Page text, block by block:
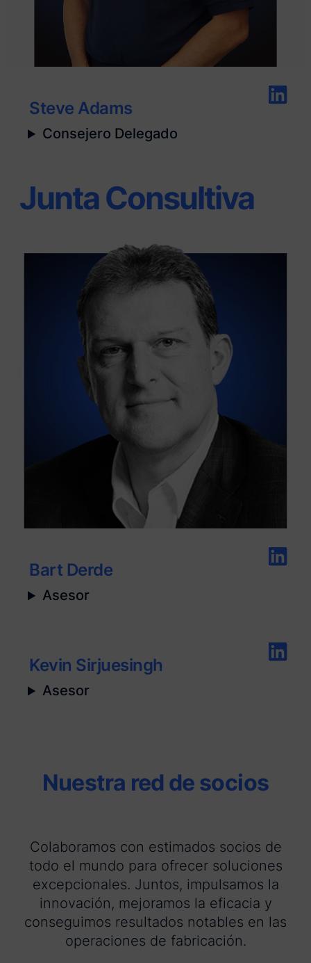
Steve Adams
Consejero Delegado
Junta Consultiva
Bart Derde
Asesor
Kevin Sirjuesingh
Asesor
Nuestra red de socios
Colaboramos con estimados socios de
todo el mundo para ofrecer soluciones
excepcionales. Juntos, impulsamos la
innovación, mejoramos la eficacia y
conseguimos resultados notables en las
operaciones de fabricación.